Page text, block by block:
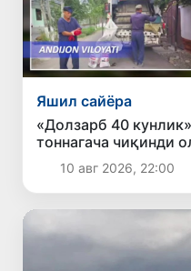
Яшил сайёра
«Долзарб 40
тоннагача чиқинди
10 авг 2026, 22:00